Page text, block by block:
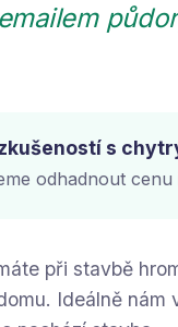
s
odhadnout
při stavbě
Ideálně nám